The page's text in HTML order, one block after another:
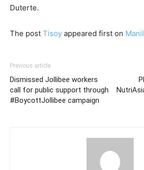
Duterte.
The post Tisoy appeared first on
Previous article
Dismissed Jollibee workers
call for public support through
#BoycottJollibee campaign